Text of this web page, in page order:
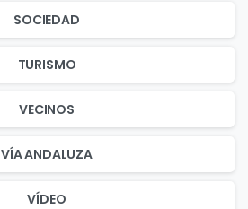
SOCIEDAD
TURISMO
VECINOS
VÍA ANDALUZA
VÍDEO